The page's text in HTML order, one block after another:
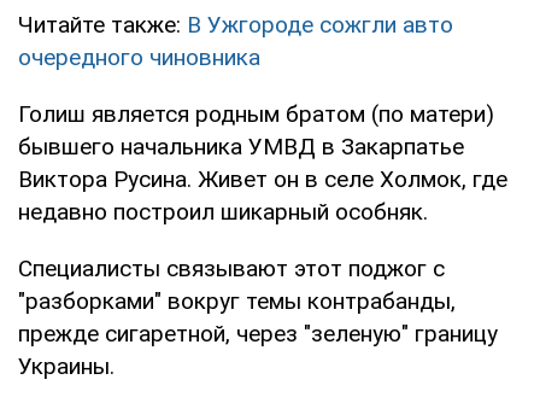
Читайте также: В Ужгороде сожгли авто
очередного чиновника
Голиш является родным братом (по матери)
бывшего начальника УМВД в Закарпатье
Виктора Русина. Живет он в селе Холмок, где
недавно построил шикарный особняк.
Специалисты связывают этот поджог с
"разборками" вокруг темы контрабанды,
прежде сигаретной, через "зеленую" границу
Украины.